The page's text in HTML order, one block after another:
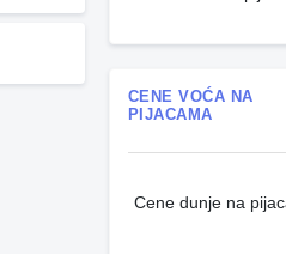
CENE VOĆA NA
PIJACAMA
Cene dunje na